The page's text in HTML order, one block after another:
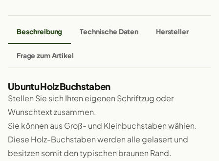
Beschreibung Technische Daten Hersteller
Frage zum Artikel
Ubuntu Holz Buchstaben
Stellen Sie sich Ihren eigenen Schriftzug oder
Wunschtext zusammen.
Sie können aus Groß- und Kleinbuchstaben wählen.
Diese Holz-Buchstaben werden alle gelasert und
besitzen somit den typischen braunen Rand.